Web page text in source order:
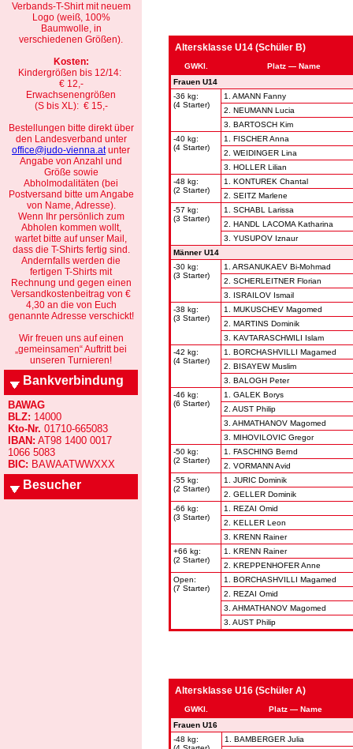
Verbands-T-Shirt mit neuem
Logo (weiß, 100%
Baumwolle, in
verschiedenen Größen).
Kosten:
Kindergrößen bis 12/14:
€ 12,-
Erwachsenengrößen
(S bis XL): € 15,-
Bestellungen bitte direkt über
den Landesverband unter
office@judo-vienna.atunter
Angabe von Anzahl und
Größe sowie
Abholmodalitäten (bei
Postversand bitte um Angabe
von Name, Adresse).
Wenn Ihr persönlich zum
Abholen kommen wollt,
wartet bitte auf unser Mail,
dass die T-Shirts fertig sind.
Andernfalls werden die
fertigen T-Shirts mit
Rechnung und gegen einen
Versandkostenbeitrag von €
4,30 an die von Euch
genannte Adresse verschickt!
Wir freuen uns auf einen
„gemeinsamen“ Auftritt bei
unseren Turnieren!
Bankverbindung
BAWAG
BLZ: 14000
Kto-Nr. 01710-665083
IBAN: AT98 1400 0017
1066 5083
BIC: BAWAATWWXXX
Besucher
Altersklasse U14 (Schüler B)
GWKl.
Platz — Name
Frauen U14
-36 kg:
(4 Starter)
1. AMANN Fanny
2. NEUMANN Lucia
3. BARTOSCH Kim
-40 kg:
(4 Starter)
1. FISCHER Anna
2. WEIDINGER Lina
3. HOLLER Lilian
-48 kg:
(2 Starter)
1. KONTUREK Chantal
2. SEITZ Marlene
-57 kg:
(3 Starter)
1. SCHABL Larissa
2. HANDL LACOMA Katharina
3. YUSUPOV Iznaur
Männer U14
-30 kg:
(3 Starter)
1. ARSANUKAEV Bi-Mohmad
2. SCHERLEITNER Florian
3. ISRAILOV Ismail
-38 kg:
(3 Starter)
1. MUKUSCHEV Magomed
2. MARTINS Dominik
3. KAVTARASCHWILI Islam
-42 kg:
(4 Starter)
1. BORCHASHVILLI Magamed
2. BISAYEW Muslim
3. BALOGH Peter
-46 kg:
(6 Starter)
1. GALEK Borys
2. AUST Philip
3. AHMATHANOV Magomed
3. MIHOVILOVIC Gregor
-50 kg:
(2 Starter)
1. FASCHING Bernd
2. VORMANN Avid
-55 kg:
(2 Starter)
1. JURIC Dominik
2. GELLER Dominik
-66 kg:
(3 Starter)
1. REZAI Omid
2. KELLER Leon
3. KRENN Rainer
+66 kg:
(2 Starter)
1. KRENN Rainer
2. KREPPENHOFER Anne
Open:
(7 Starter)
1. BORCHASHVILLI Magamed
2. REZAI Omid
3. AHMATHANOV Magomed
3. AUST Philip
Altersklasse U16 (Schüler A)
GWKl.
Platz — Name
Frauen U16
-48 kg:
1. BAMBERGER Julia